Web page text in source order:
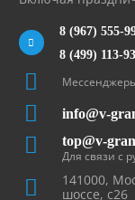
8 (967) 555-
8 (499) 113-
info@v-
top@v-
Для связи с
141000,
шоссе, с26